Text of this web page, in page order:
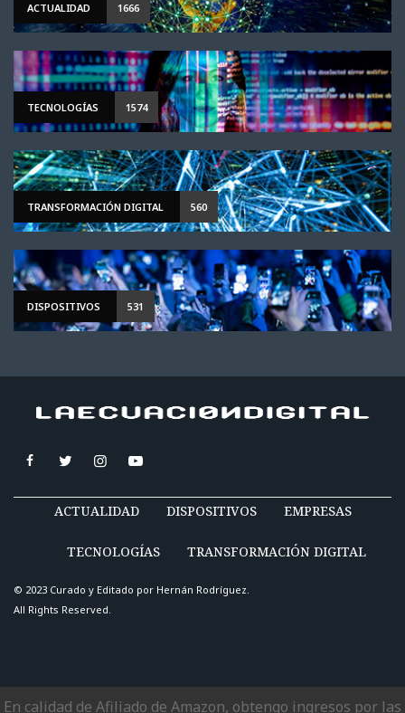
ACTUALIDAD 1666
TECNOLOGÍAS 1574
TRANSFORMACIÓN DIGITAL 560
DISPOSITIVOS 531
ACTUALIDAD DISPOSITIVOS EMPRESAS
TECNOLOGÍAS TRANSFORMACIÓN DIGITAL
© 2023 Curado y Editado por Hernán Rodríguez.
All Rights Reserved.
En calidad de Afiliado de Amazon, obtengo ingresos por las